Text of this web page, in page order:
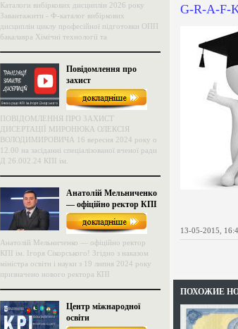
Каталоги вибіркових дисциплін 2026 року
Завантажити - Ф-каталог вибіркових
дисциплін циклу професійної підготовки ОПП
бакалавра Хімічні технології та
Повідомлення про
захист
ПОВІДОМЛЕННЯ ПРО ЗАХИСТ
ДИСЕРТАЦІЇ МИРОНЮКА ОЛЕКСІЯ
ВОЛОДИМИРОВИЧА 16 вересня 2024 року о
12.00 на засіданні спеціалізованої вченої ради
Д 26.002.24 КПІ ім.
Анатолій Мельниченко
— офіційно ректор КПІ
ім. Ігоря Сікорського!
Анатолій Мельниченко — офіційно ректор
КПІ ім. Ігоря Сікорського! Згідно з наказом
міністра освіти і науки з 19 липня 2024 року
призначено нового ректора КПІ
Центр міжнародної
освіти
G-R-A-F-
13-05-2015,
ПОХОЖИЕ